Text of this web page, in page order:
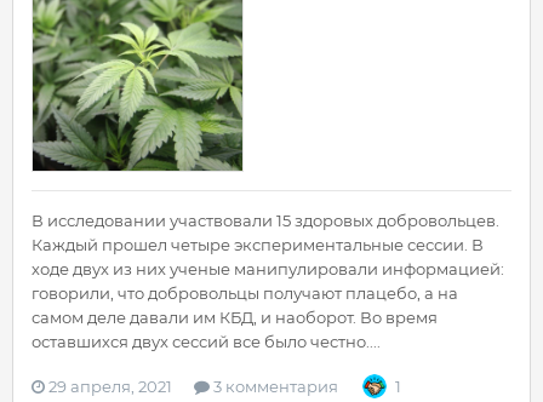
В исследовании участвовали 15 здоровых добровольцев.
Каждый прошел четыре экспериментальные сессии. В
ходе двух из них ученые манипулировали информацией:
говорили, что добровольцы получают плацебо, а на
самом деле давали им КБД, и наоборот. Во время
оставшихся двух сессий все было честно....
29 апреля, 2021 3 комментария 1